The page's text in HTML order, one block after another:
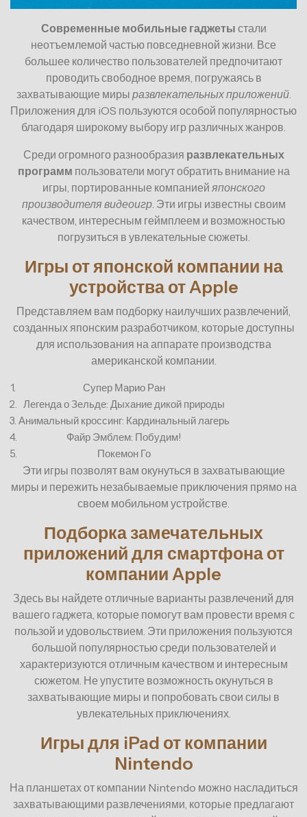
Современные мобильные гаджеты стали
неотъемлемой частью повседневной жизни. Все
большее количество пользователей предпочитают
проводить свободное время, погружаясь в
захватывающие миры развлекательных приложений.
Приложения для iOS пользуются особой популярностью
благодаря широкому выбору игр различных жанров.
Среди огромного разнообразия развлекательных
программ пользователи могут обратить внимание на
игры, портированные компанией японского
производителя видеоигр. Эти игры известны своим
качеством, интересным геймплеем и возможностью
погрузиться в увлекательные сюжеты.
Игры от японской компании на
устройства от Apple
Представляем вам подборку наилучших развлечений,
созданных японским разработчиком, которые доступны
для использования на аппарате производства
американской компании.
1.
Супер Марио Ран
2.
Легенда о Зельде: Дыхание дикой природы
3. Анимальный кроссинг: Кардинальный лагерь
4.
Файр Эмблем: Побудим!
5.
Покемон Го
Эти игры позволят вам окунуться в захватывающие
миры и пережить незабываемые приключения прямо на
своем мобильном устройстве.
Подборка замечательных
приложений для смартфона от
компании Apple
Здесь вы найдете отличные варианты развлечений для
вашего гаджета, которые помогут вам провести время с
пользой и удовольствием. Эти приложения пользуются
большой популярностью среди пользователей и
характеризуются отличным качеством и интересным
сюжетом. Не упустите возможность окунуться в
захватывающие миры и попробовать свои силы в
увлекательных приключениях.
Игры для iPad от компании
Nintendo
На планшетах от компании Nintendo можно насладиться
захватывающими развлечениями, которые предлагают